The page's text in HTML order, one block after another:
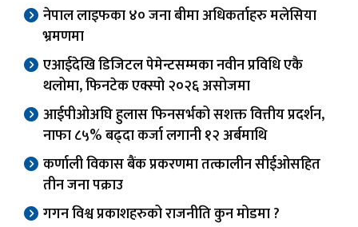
नेपाल लाइफका ४० जना बीमा अधिकर्ताहरु मलेसिया
भ्रमणमा
एआईदेखि डिजिटल पेमेन्टसम्मका नवीन प्रविधि एकै
थलोमा, फिनटेक एक्स्पो २०२६ असोजमा
आईपीओअघि हुलास फिनसर्भको सशक्त वित्तीय प्रदर्शन,
नाफा ८५% बढ्दा कर्जा लगानी १२ अर्बमाथि
कर्णाली विकास बैंक प्रकरणमा तत्कालीन सीईओसहित
तीन जना पक्राउ
गगन विश्व प्रकाशहरुको राजनीति कुन मोडमा ?